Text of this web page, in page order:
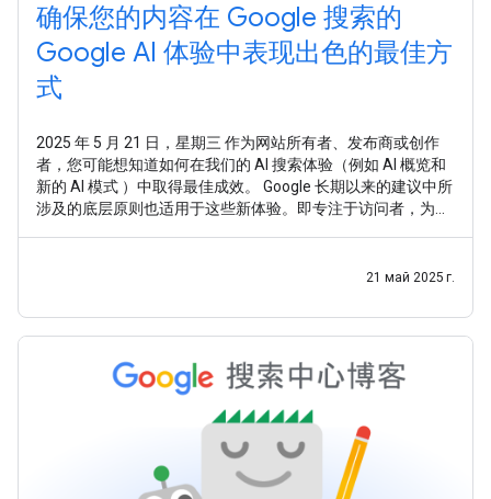
确保您的内容在 Google 搜索的
Google AI 体验中表现出色的最佳方
式
2025 年 5 月 21 日，星期三 作为网站所有者、发布商或创作
者，您可能想知道如何在我们的 AI 搜索体验（例如 AI 概览和
新的 AI 模式 ）中取得最佳成效。 Google 长期以来的建议中所
涉及的底层原则也适用于这些新体验。即专注于访问者，为他
用户找到具有独特价值的优质原创内容。知道这一点之后，以
21 май 2025 г.